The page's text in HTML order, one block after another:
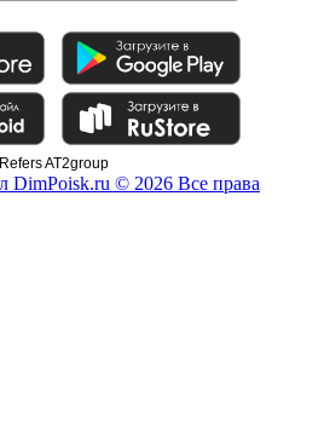
Refers AT2group
© 2026 Все права